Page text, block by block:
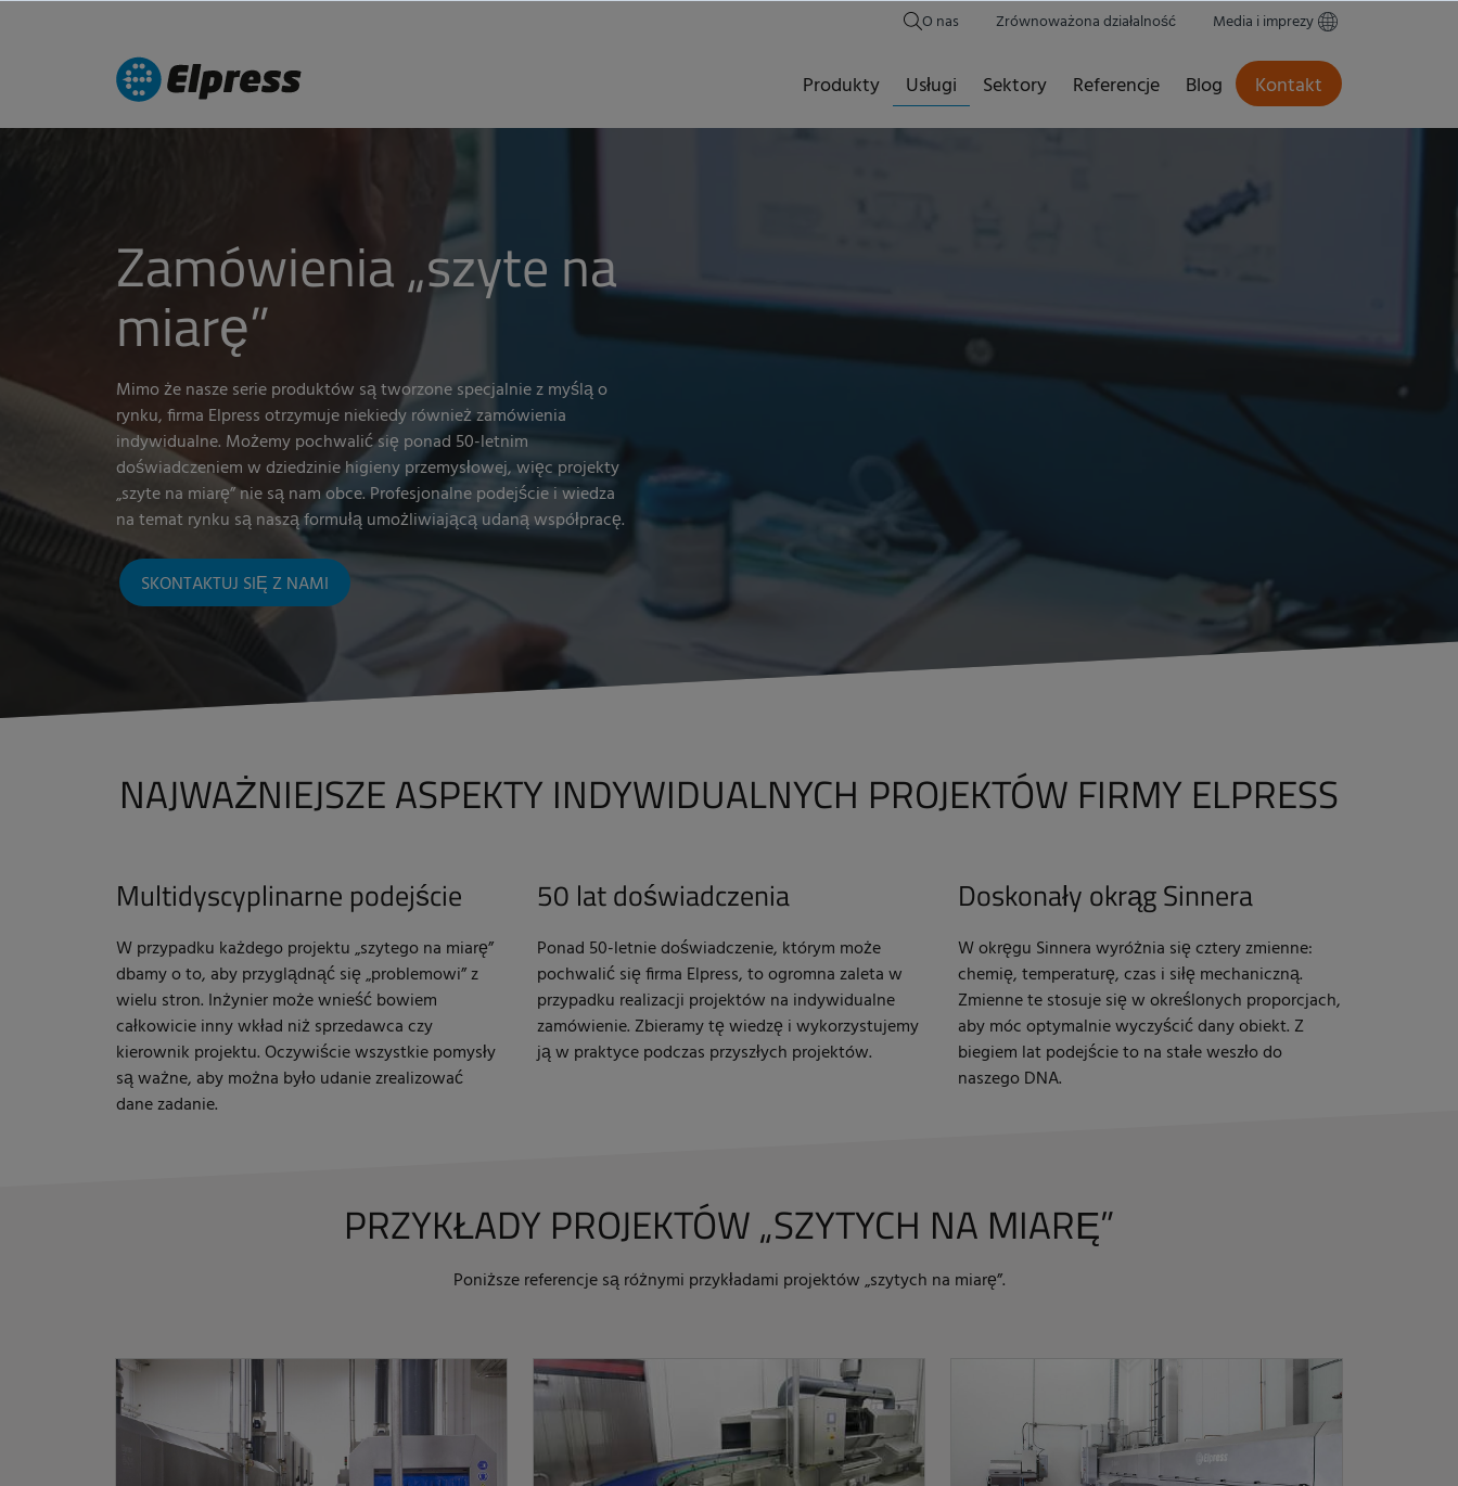
O nas Zrównoważona działalność Media i imprezy
Produkty Usługi Sektory Referencje Blog Kontakt
Zamówienia„szyte na
miarę”
Mimo że nasze serie produktów są tworzone specjalnie z myślą o
rynku, firma Elpress otrzymuje niekiedy również zamówienia
indywidualne. Możemy pochwalić się ponad 50-letnim
doświadczeniem w dziedzinie higieny przemysłowej, więc projekty
„szyte na miarę” nie są nam obce. Profesjonalne podejście i wiedza
na temat rynku są naszą formułą umożliwiającą udaną współpracę.
SKONTAKTUJ SIĘ Z NAMI
NAJWAŻNIEJSZE ASPEKTY INDYWIDUALNYCH PROJEKTÓW FIRMY ELPRESS
Multidyscyplinarne podejście
W przypadku każdego projektu „szytego na miarę”
dbamy o to, aby przyglądnąć się „problemowi” z
wielu stron. Inżynier może wnieść bowiem
całkowicie inny wkład niż sprzedawca czy
kierownik projektu. Oczywiście wszystkie pomysły
są ważne, aby można było udanie zrealizować
dane zadanie.
50 lat doświadczenia
Ponad 50-letnie doświadczenie, którym może
pochwalić się firma Elpress, to ogromna zaleta w
przypadku realizacji projektów na indywidualne
zamówienie. Zbieramy tę wiedzę i wykorzystujemy
ją w praktyce podczas przyszłych projektów.
Doskonały okrąg Sinnera
W okręgu Sinnera wyróżnia się cztery zmienne:
chemię, temperaturę, czas i siłę mechaniczną.
Zmienne te stosuje się w określonych proporcjach,
aby móc optymalnie wyczyścić dany obiekt. Z
biegiem lat podejście to na stałe weszło do
naszego DNA.
PRZYKŁADY PROJEKTÓW „SZYTYCH NA MIARĘ”
Poniższe referencje są różnymi przykładami projektów „szytych na miarę”.